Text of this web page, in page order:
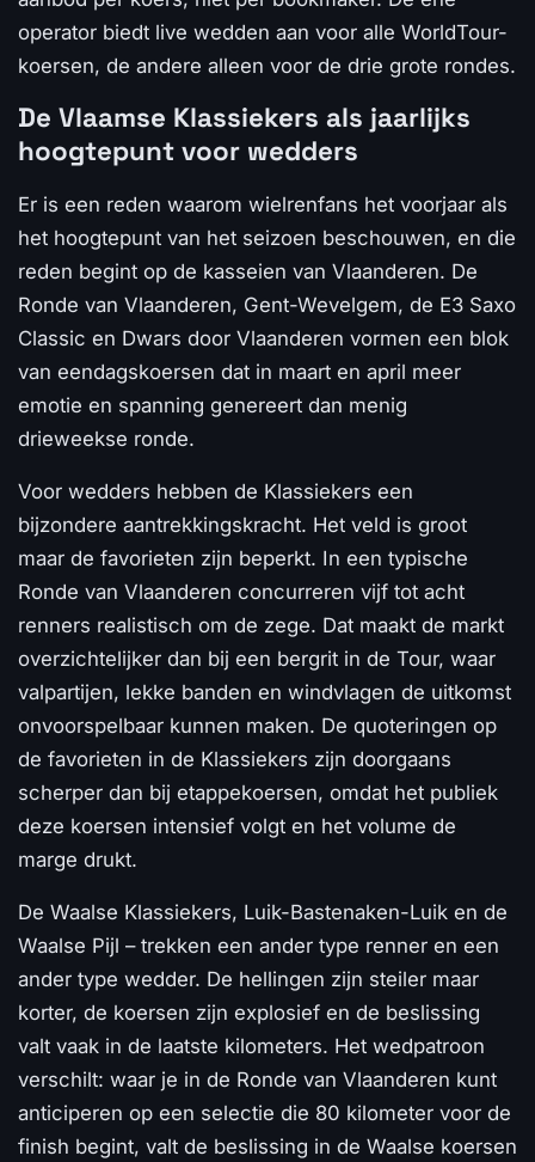
operator biedt live wedden aan voor alle WorldTour-
koersen, de andere alleen voor de drie grote rondes.
De Vlaamse Klassiekers als jaarlijks
hoogtepunt voor wedders
Er is een reden waarom wielrenfans het voorjaar als
het hoogtepunt van het seizoen beschouwen, en die
reden begint op de kasseien van Vlaanderen. De
Ronde van Vlaanderen, Gent-Wevelgem, de E3 Saxo
Classic en Dwars door Vlaanderen vormen een blok
van eendagskoersen dat in maart en april meer
emotie en spanning genereert dan menig
drieweekse ronde.
Voor wedders hebben de Klassiekers een
bijzondere aantrekkingskracht. Het veld is groot
maar de favorieten zijn beperkt. In een typische
Ronde van Vlaanderen concurreren vijf tot acht
renners realistisch om de zege. Dat maakt de markt
overzichtelijker dan bij een bergrit in de Tour, waar
valpartijen, lekke banden en windvlagen de uitkomst
onvoorspelbaar kunnen maken. De quoteringen op
de favorieten in de Klassiekers zijn doorgaans
scherper dan bij etappekoersen, omdat het publiek
deze koersen intensief volgt en het volume de
marge drukt.
De Waalse Klassiekers, Luik-Bastenaken-Luik en de
Waalse Pijl – trekken een ander type renner en een
ander type wedder. De hellingen zijn steiler maar
korter, de koersen zijn explosief en de beslissing
valt vaak in de laatste kilometers. Het wedpatroon
verschilt: waar je in de Ronde van Vlaanderen kunt
anticiperen op een selectie die 80 kilometer voor de
finish begint, valt de beslissing in de Waalse koersen